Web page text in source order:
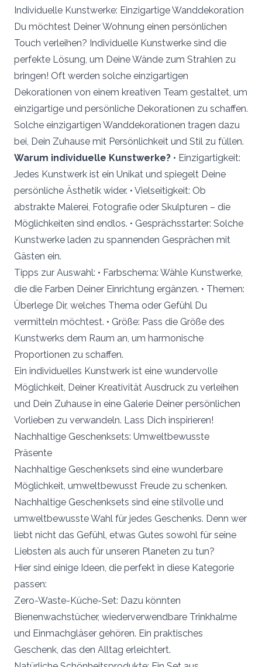
Individuelle Kunstwerke: Einzigartige Wanddekoration
Du möchtest Deiner Wohnung einen persönlichen
Touch verleihen? Individuelle Kunstwerke sind die
perfekte Lösung, um Deine Wände zum Strahlen zu
bringen! Oft werden solche einzigartigen
Dekorationen von einem kreativen Team gestaltet, um
einzigartige und persönliche Dekorationen zu schaffen.
Solche einzigartigen Wanddekorationen tragen dazu
bei, Dein Zuhause mit Persönlichkeit und Stil zu füllen.
Warum individuelle Kunstwerke? • Einzigartigkeit:
Jedes Kunstwerk ist ein Unikat und spiegelt Deine
persönliche Ästhetik wider. • Vielseitigkeit: Ob
abstrakte Malerei, Fotografie oder Skulpturen – die
Möglichkeiten sind endlos. • Gesprächsstarter: Solche
Kunstwerke laden zu spannenden Gesprächen mit
Gästen ein.
Tipps zur Auswahl: • Farbschema: Wähle Kunstwerke,
die die Farben Deiner Einrichtung ergänzen. • Themen:
Überlege Dir, welches Thema oder Gefühl Du
vermitteln möchtest. • Größe: Pass die Größe des
Kunstwerks dem Raum an, um harmonische
Proportionen zu schaffen.
Ein individuelles Kunstwerk ist eine wundervolle
Möglichkeit, Deiner Kreativität Ausdruck zu verleihen
und Dein Zuhause in eine Galerie Deiner persönlichen
Vorlieben zu verwandeln. Lass Dich inspirieren!
Nachhaltige Geschenksets: Umweltbewusste
Präsente
Nachhaltige Geschenksets sind eine wunderbare
Möglichkeit, umweltbewusst Freude zu schenken.
Nachhaltige Geschenksets sind eine stilvolle und
umweltbewusste Wahl für jedes Geschenks. Denn wer
liebt nicht das Gefühl, etwas Gutes sowohl für seine
Liebsten als auch für unseren Planeten zu tun?
Hier sind einige Ideen, die perfekt in diese Kategorie
passen:
Zero-Waste-Küche-Set: Dazu könnten
Bienenwachstücher, wiederverwendbare Trinkhalme
und Einmachgläser gehören. Ein praktisches
Geschenk, das den Alltag erleichtert.